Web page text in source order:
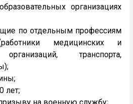
организациях
по отдельным профессиям
медицинских и
транспорта,
лет;
на военную службу;